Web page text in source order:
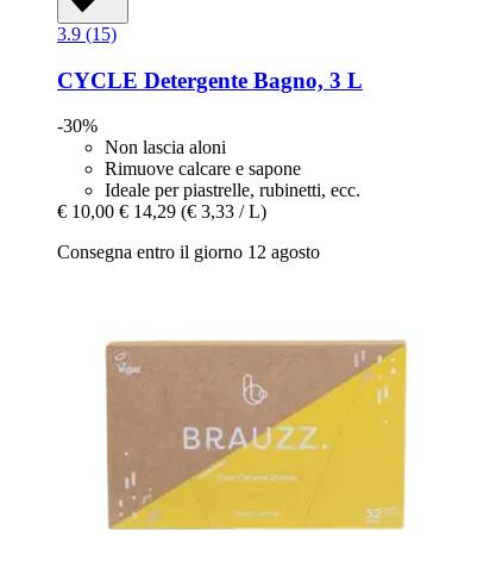
3.9 (15)
CYCLE Detergente Bagno, 3 L
-30%
Non lascia aloni
Rimuove calcare e sapone
Ideale per piastrelle, rubinetti, ecc.
€ 10,00 € 14,29 (€ 3,33 / L)
Consegna entro il giorno 12 agosto